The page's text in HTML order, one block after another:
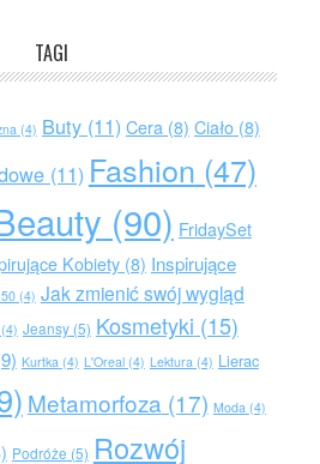
TAGI
(4) Buty(11) Cera(8) Ciało(8)
(11) Fashion (47)
(90) FridaySet
Kobiety(8) Inspirujące
(4) Jak zmienić swój wygląd
Jeansy(5) Kosmetyki (15)
Kurtka(4) L'Oreal(4) Lektura(4) Lierac
Metamorfoza (17) Moda(4)
Podróże (5) Rozwój